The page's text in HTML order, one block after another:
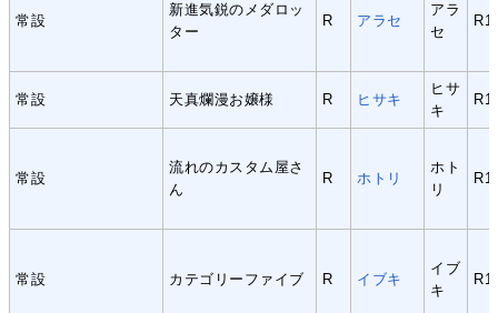
常設
新進気鋭のメダロッ
ター
R アラセ
アラ
セ
R1
常設 天真爛漫お嬢様 R ヒサキ
ヒサ
キ
R1
常設
流れのカスタム屋さ
ん
R ホトリ
ホト
リ
R1
常設 カテゴリーファイブ R イブキ
イブ
キ
R1